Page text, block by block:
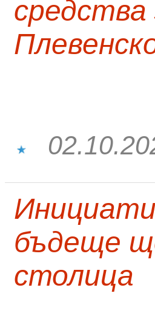
средства
бъдеще
столица